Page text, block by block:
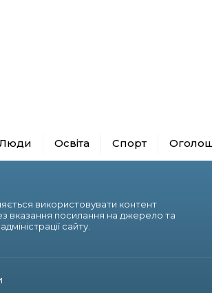
Освіта Спорт
використовувати контент
вказання посилання на джерело та
сайту.